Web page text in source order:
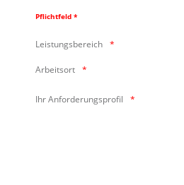
Pflichtfeld *
Leistungsbereich
Arbeitsort
Ihr Anforderungsprofil